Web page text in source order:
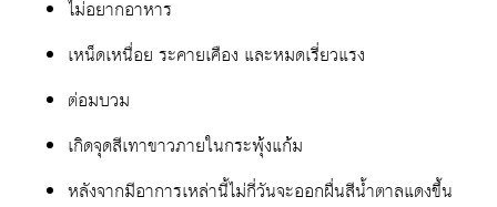
ไม่อยากอาหาร
เหน็ดเหนื่อย ระคายเคือง และหมดเรี่ยวแรง
ต่อมบวม
เกิดจุดสีเทาขาวภายในกระพุ้งแก้ม
หลังจากมีอาการเหล่านี้ไม่กี่วันจะออกผื่นสีน้ำตาลแดงขึ้น